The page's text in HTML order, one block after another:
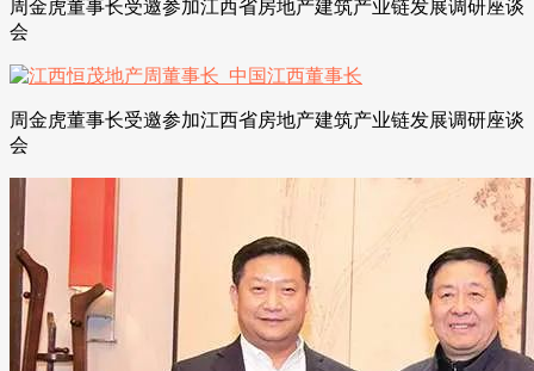
周金虎董事长受邀参加江西省房地产建筑产业链发展调研座谈
会
周金虎董事长受邀参加江西省房地产建筑产业链发展调研座谈
会